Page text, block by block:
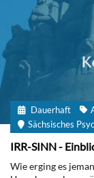
Dauerhaft
Sächsisches
IRR-SINN -
Wie erging es